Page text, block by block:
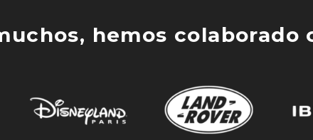
hemos colaborado